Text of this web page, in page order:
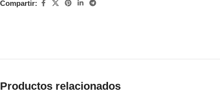
Compartir:
Productos relacionados